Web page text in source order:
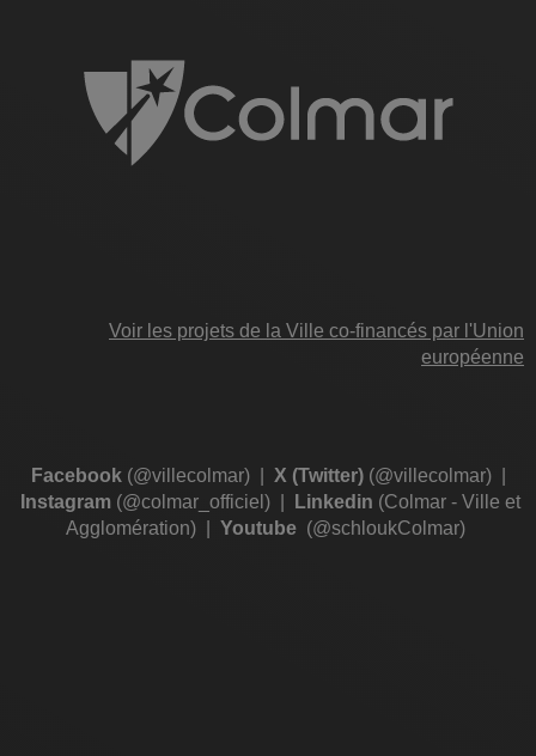
Voir les projets de la Ville co-financés par l'Union
européenne
Facebook(@villecolmar)| X (Twitter)(@villecolmar)|
Instagram (@colmar_officiel) Linkedin (Colmar - Ville et
Agglomération)
Youtube (@schloukColmar)